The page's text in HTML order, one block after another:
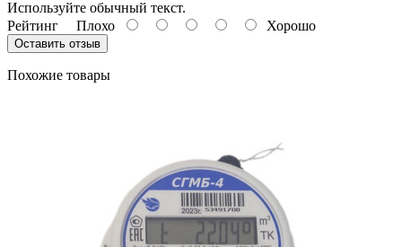
Используйте обычный текст.
Рейтинг Плохо Хорошо
Оставить отзыв
Похожие товары